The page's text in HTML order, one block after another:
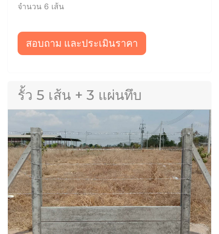
จำนวน 6 เส้น
สอบถาม และประเมินราคา
รั้ว 5 เส้น + 3 แผ่นทึบ